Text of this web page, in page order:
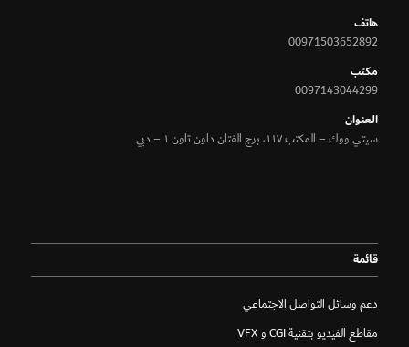
هاتف
00971503652892
مكتب
0097143044299
الـعنوان
سيتي ووك – المكتب ١١٧، برج الفتان داون تاون ١ – دبي
قائمة
دعم وسائل التواصل الاجتماعي
مقاطع الفيديو بتقنية CGI و VFX